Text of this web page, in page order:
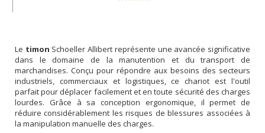
Le timon Schoeller Allibert représente une avancée significative
dans le domaine de la manutention et du transport de
marchandises. Conçu pour répondre aux besoins des secteurs
industriels, commerciaux et logistiques, ce chariot est l'outil
parfait pour déplacer facilement et en toute sécurité des charges
lourdes. Grâce à sa conception ergonomique, il permet de
réduire considérablement les risques de blessures associées à
la manipulation manuelle des charges.